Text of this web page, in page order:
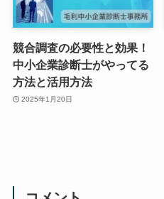
競合調査の必要性と効果！
中小企業診断士がやってる
方法と活用方法
2025年1月20日